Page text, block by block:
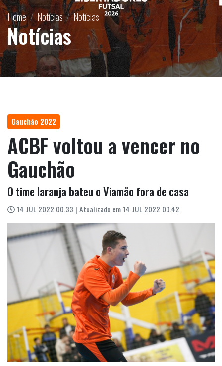
Home Notícias Notícias
Notícias
Gauchão 2022
ACBF voltou a vencer no
Gauchão
O time laranja bateu o Viamão fora de casa
14 JUL 2022 00:33 | Atualizado em 14 JUL 2022 00:42